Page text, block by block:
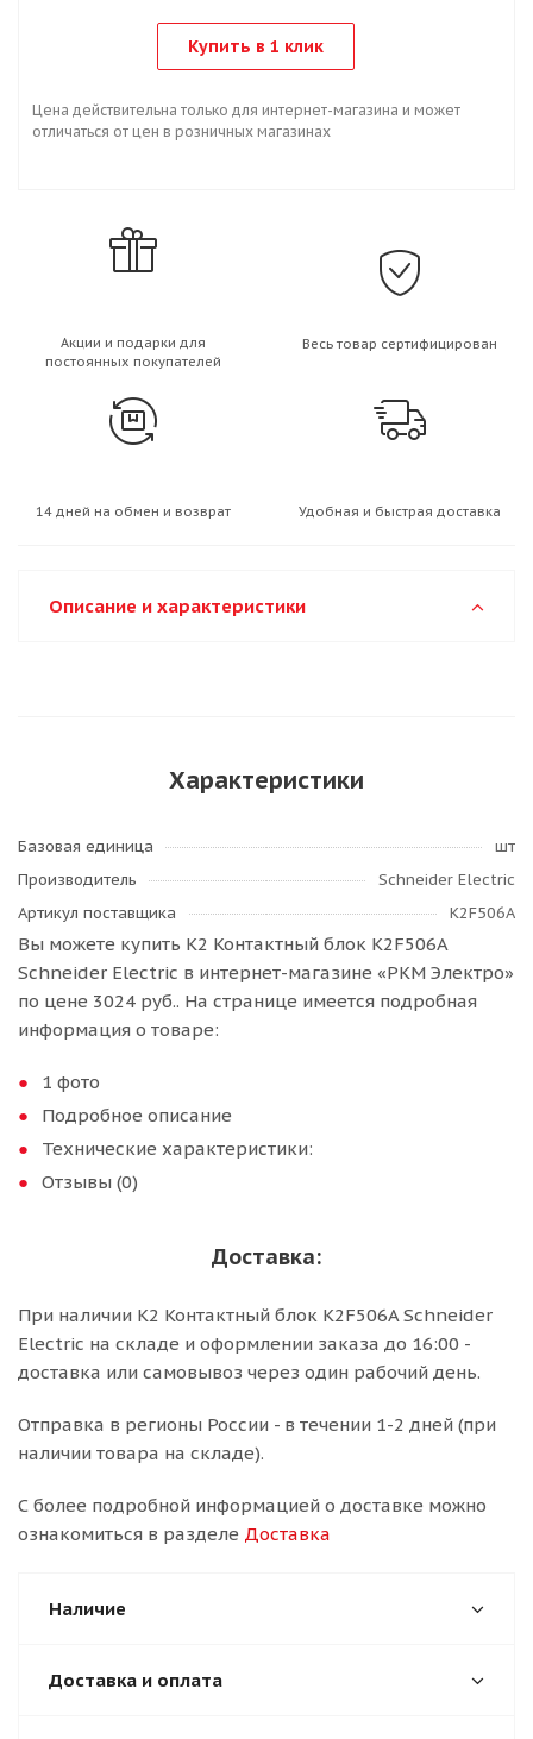
Купить в 1 клик
Цена действительна только для интернет-магазина и может
отличаться от цен в розничных магазинах
Акции и подарки для
постоянных покупателей
Весь товар сертифицирован
14 дней на обмен и возврат Удобная и быстрая доставка
Описание и характеристики
Характеристики
Базовая единица
шт
Производитель
Schneider Electric
Артикул поставщика
K2F506A
Вы можете купить К2 Контактный блок K2F506A
Schneider Electric в интернет-магазине «РКМ Электро»
по цене 3024 руб.. На странице имеется подробная
информация о товаре:
1 фото
Подробное описание
Технические характеристики:
Отзывы (0)
Доставка:
При наличии К2 Контактный блок K2F506A Schneider
Electric на складе и оформлении заказа до 16:00 -
доставка или самовывоз через один рабочий день.
Отправка в регионы России - в течении 1-2 дней (при
наличии товара на складе).
С более подробной информацией о доставке можно
ознакомиться в разделе Доставка
Наличие
Доставка и оплата